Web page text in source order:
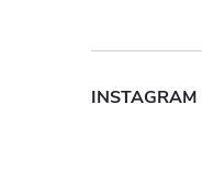
s
INSTAGRAM